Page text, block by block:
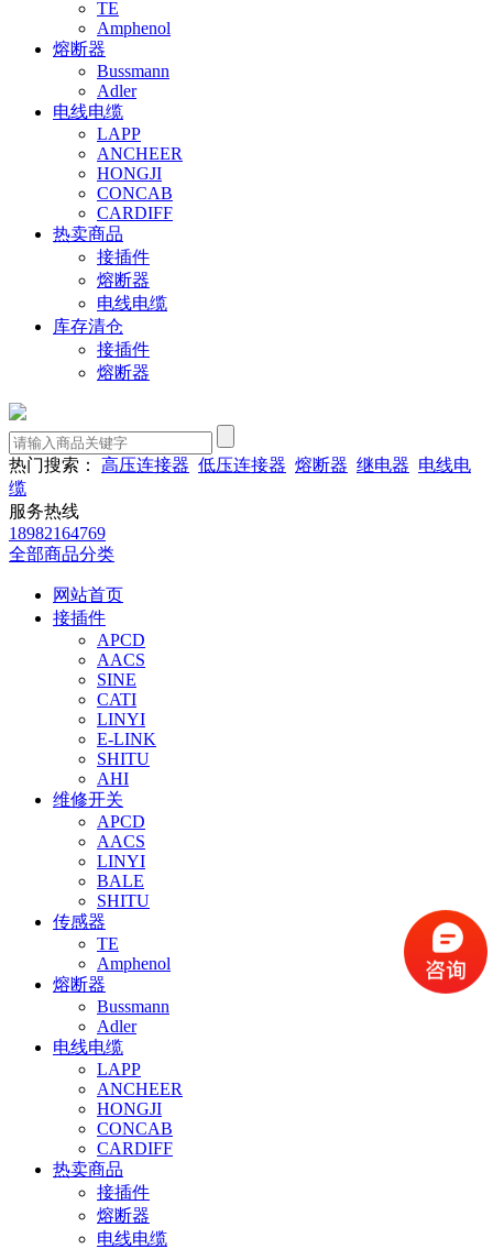
TE
Amphenol
熔断器
Bussmann
Adler
电线电缆
LAPP
ANCHEER
HONGJI
CONCAB
CARDIFF
热卖商品
接插件
熔断器
电线电缆
库存清仓
接插件
熔断器
热门搜索： 高压连接器 低压连接器 熔断器 继电器 电线电
缆
服务热线
18982164769
全部商品分类
网站首页
接插件
APCD
AACS
SINE
CATI
LINYI
E-LINK
SHITU
AHI
维修开关
APCD
AACS
LINYI
BALE
SHITU
传感器
TE
Amphenol
熔断器
Bussmann
Adler
电线电缆
LAPP
ANCHEER
HONGJI
CONCAB
CARDIFF
热卖商品
接插件
熔断器
电线电缆